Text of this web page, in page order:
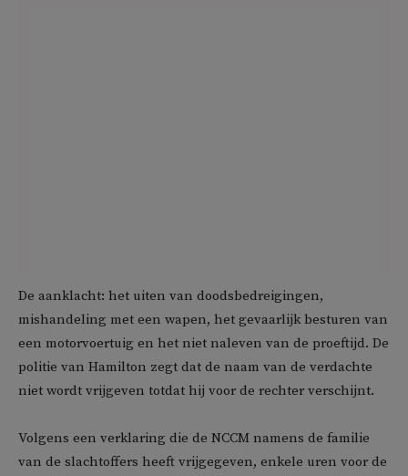
De aanklacht: het uiten van doodsbedreigingen,
mishandeling met een wapen, het gevaarlijk besturen van
een motorvoertuig en het niet naleven van de proeftijd. De
politie van Hamilton zegt dat de naam van de verdachte
niet wordt vrijgeven totdat hij voor de rechter verschijnt.
Volgens een verklaring die de NCCM namens de familie
van de slachtoffers heeft vrijgegeven, enkele uren voor de